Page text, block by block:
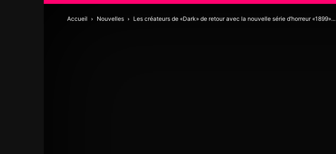
Accueil Nouvelles Les créateurs de «Dark» de retour avec la nouvelle série d’horreur «1899»...